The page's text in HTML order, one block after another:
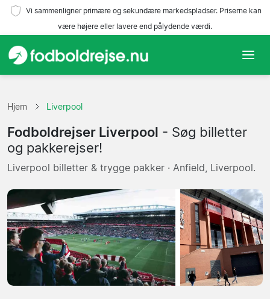
Vi sammenligner primære og sekundære markedspladser. Priserne kan
være højere eller lavere end pålydende værdi.
Hold
Rejsebureauer
Hjem Liverpool
Fodboldrejser Liverpool - Søg billetter
og pakkerejser!
Liverpool billetter & trygge pakker · Anfield, Liverpool.